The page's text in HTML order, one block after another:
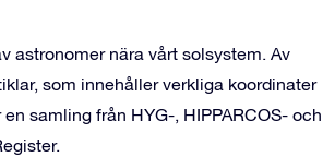
astronomer nära vårt solsystem. Av
som innehåller verkliga koordinater
samling från HYG-, HIPPARCOS- och